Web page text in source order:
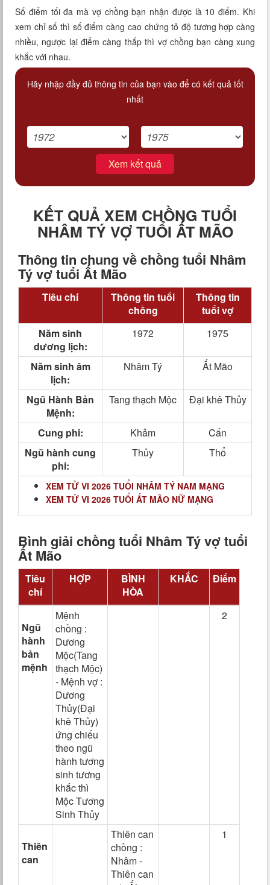
Số điểm tối đa mà vợ chồng bạn nhận được là 10 điểm. Khi
xem chỉ số thì số điểm càng cao chứng tỏ độ tương hợp càng
nhiều, ngược lại điểm càng thấp thì vợ chồng bạn càng xung
khắc với nhau.
Hãy nhập đầy đủ thông tin của bạn vào để có kết quả tốt
nhất
Xem kết quả
KẾT QUẢ XEM CHỒNG TUỔI
NHÂM TÝ VỢ TUỔI ẤT MÃO
Thông tin chung về chồng tuổi Nhâm
Tý vợ tuổi Ất Mão
Tiêu chí
Thông tin tuổi
chồng
Thông tin
tuổi vợ
Năm sinh
dương lịch:
1972 1975
Năm sinh âm
lịch:
Nhâm Tý Ất Mão
Ngũ Hành Bản
Mệnh:
Tang thạch Mộc Đại khê Thủy
Cung phi: Khảm
Cấn
Ngũ hành cung
phi:
Thủy Thổ
XEM TỬ VI 2026 TUỔI NHÂM TÝ NAM MẠNG
XEM TỬ VI 2026 TUỔI ẤT MÃO NỮ MẠNG
Bình giải chồng tuổi Nhâm Tý vợ tuổi
Ất Mão
Tiêu
chí
HỢP
BÌNH
HÒA
KHẮC Điểm
Ngũ
hành
bản
mệnh
Mệnh
chồng :
Dương
Mộc(Tang
thạch Mộc)
- Mệnh vợ :
Dương
Thủy(Đại
khê Thủy)
ứng chiếu
theo ngũ
hành tương
sinh tương
khắc thì
Mộc Tương
Sinh Thủy
2
Thiên
can
Thiên can
chồng :
Nhâm -
Thiên can
1